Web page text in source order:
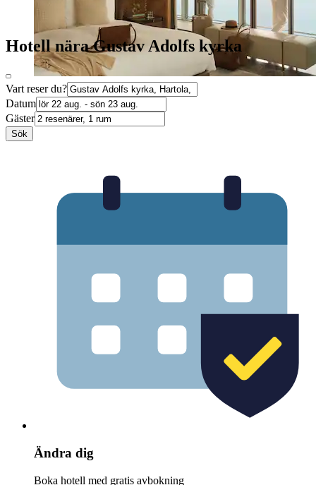
Hotell nära Gustav Adolfs kyrka
Vart reser du?
Datum
Gäster
Sök
Ändra dig
Boka hotell med gratis avbokning